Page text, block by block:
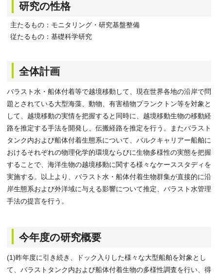
研究の性格
主たるもの：モニタリング・研究基盤整備
従たるもの：基礎科学研究
全体計画
バラスト水・船体付着等で越境移動して、現在世界各地の沿岸で問
題とされている大型海藻、動物、有害植物プランクトン等を対象と
して、越境移動の実情を把握すると同時に、越境移動生物の移動経
路を推定する手法を開発し、伝搬経路を推定を行う。またバラスト
タンク内および船体付着生態系について、バルクキャリアー船舶に
おけるそれぞれの物理化学的環境ならびに生物多様性の実態を把握
することで、海洋生物の越境移動に関する様々なケーススタディを
実施する。以上より、バラスト水・船体付着生物群集が直接的に沿
岸生態系および外洋域に与える影響について推定、バラスト水管理
手法の提言を行う。
今年度の研究概要
(1)昨年度に引き続き、ドック入りした様々な大型船舶を対象とし
て、バラストタンク内および船体付着生物の多様性調査を行い、得